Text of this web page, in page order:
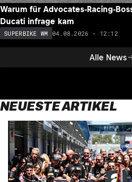
Alle News
Warum für Advocates-Racing-
Ducati infrage kam
SUPERBIKE WM 04.08.2026 - 12:12
NEUESTE ARTIKEL